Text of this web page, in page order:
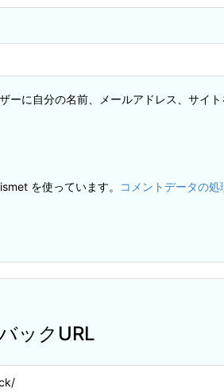
ーに自分の名前、メールアドレス、サイト
を使っています。
コメントデータの
ックURL